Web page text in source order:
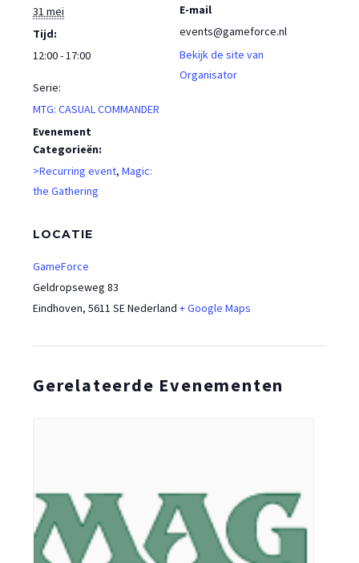
31 mei
Tijd:
12:00 - 17:00
Serie:
MTG: CASUAL COMMANDER
Evenement
Categorieën:
>Recurring event, Magic:
the Gathering
LOCATIE
GameForce
Geldropseweg 83
Eindhoven, 5611 SENederland + Google Maps
E-mail
events@gameforce.nl
Bekijk de site van
Organisator
Gerelateerde Evenementen